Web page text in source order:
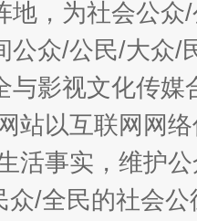
地，为社会公
公众/公民/大众/
与影视文化传
站以互联网网
活事实，维护
/全民的社会公